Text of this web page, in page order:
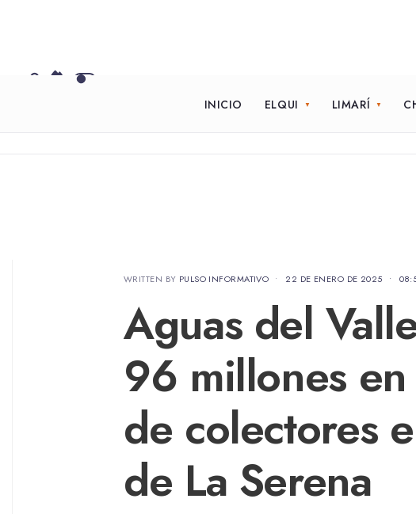
INICIO ELQUI LIMARÍ
WRITTEN BY PULSO INFORMATIVO • 22 DE ENERO DE 2025 •
Aguas del
96 millones
de colectores
de La Serena